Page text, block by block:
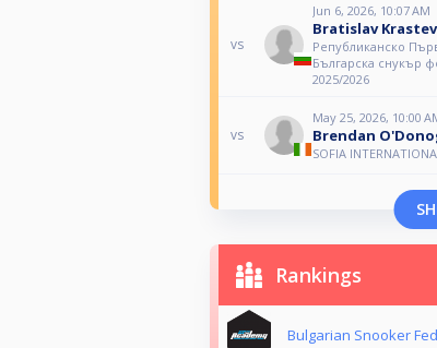
vs
Jun 6, 2026, 10:07 AM
Bratislav Krastev
Републиканско
Българска снукър
2025/2026
vs
May 25, 2026, 10:00
Brendan
SOFIA
Rankings
Bulgarian Snooker